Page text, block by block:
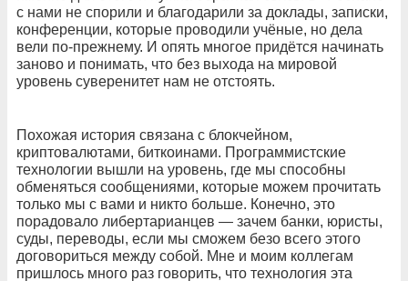
с нами не спорили и благодарили за доклады, записки,
конференции, которые проводили учёные, но дела
вели по-прежнему. И опять многое придётся начинать
заново и понимать, что без выхода на мировой
уровень суверенитет нам не отстоять.
Похожая история связана с блокчейном,
криптовалютами, биткоинами. Программистские
технологии вышли на уровень, где мы способны
обменяться сообщениями, которые можем прочитать
только мы с вами и никто больше. Конечно, это
порадовало либертарианцев — зачем банки, юристы,
суды, переводы, если мы сможем безо всего этого
договориться между собой. Мне и моим коллегам
пришлось много раз говорить, что технология эта